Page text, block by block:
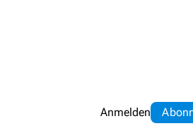
Anmelden Abo